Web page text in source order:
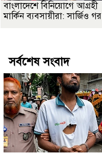
বাংলাদেশে বিনিয়োগে আগ্রহী
মার্কিন ব্যবসায়ীরা: সার্জিও গর
সর্বশেষ সংবাদ